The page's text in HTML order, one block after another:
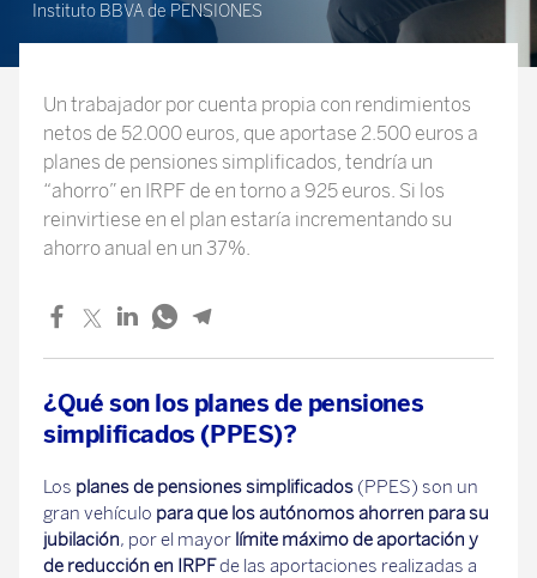
Instituto BBVA de PENSIONES
Un trabajador por cuenta propia con rendimientos
netos de 52.000 euros, que aportase 2.500 euros a
planes de pensiones simplificados, tendría un
“ahorro” en IRPF de en torno a 925 euros. Si los
reinvirtiese en el plan estaría incrementando su
ahorro anual en un 37%.
¿Qué son los planes de pensiones
simplificados (PPES)?
Los planes de pensiones simplificados (PPES) son un
gran vehículo para que los autónomos ahorren para su
jubilación, por el mayor límite máximo de aportación y
de reducción en IRPFde las aportaciones realizadas a